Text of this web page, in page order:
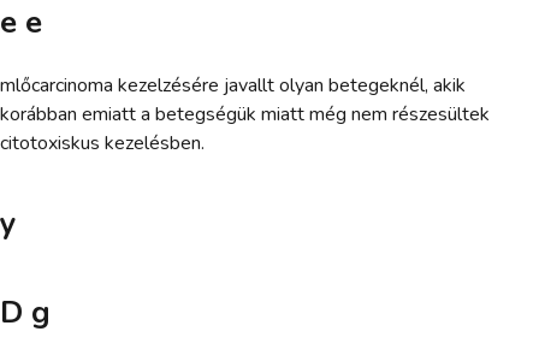
e e
mlőcarcinoma kezelzésére javallt olyan betegeknél, akik
korábban emiatt a betegségük miatt még nem részesültek
citotoxiskus kezelésben.
y
D g